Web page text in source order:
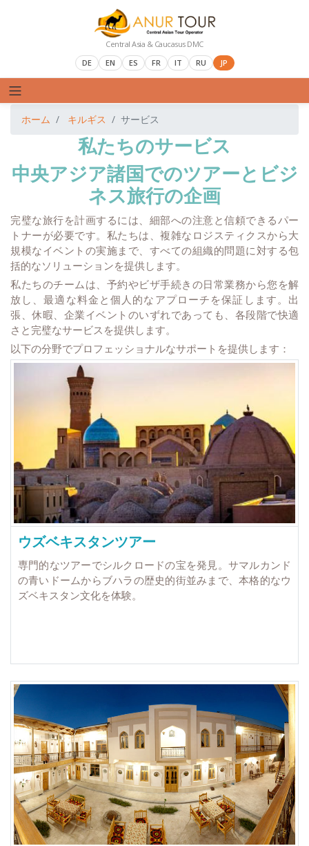
Central Asia & Caucasus DMC
DE
EN ES FR IT RU JP
ホーム キルギス サービス
私たちのサービス
中央アジア諸国でのツアーとビジ
ネス旅行の企画
完璧な旅行を計画するには、細部への注意と信頼できるパー
トナーが必要です。私たちは、複雑なロジスティクスから大
規模なイベントの実施まで、すべての組織的問題に対する包
括的なソリューションを提供します。
私たちのチームは、予約やビザ手続きの日常業務から您を解
放し、最適な料金と個人的なアプローチを保証します。出
張、休暇、企業イベントのいずれであっても、各段階で快適
さと完璧なサービスを提供します。
以下の分野でプロフェッショナルなサポートを提供します：
ウズベキスタンツアー
専門的なツアーでシルクロードの宝を発見。サマルカンド
の青いドームからブハラの歴史的街並みまで、本格的なウ
ズベキスタン文化を体験。